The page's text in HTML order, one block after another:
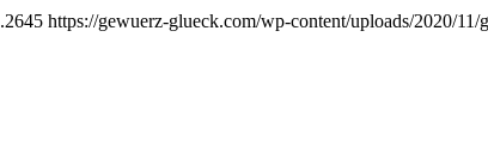
.2645 https://gewuerz-glueck.com/wp-content/uploads/2020/